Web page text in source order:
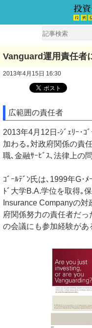
Vanguard運用責任者
2013年4月15日 16:30
広範囲の責任者
2013年4月12日-ｼﾞｪﾘｰ･ｺ
加わる｡対政府関係の責
職､金融ｻｰﾋﾞｽ､法律上の
ｺﾞｰﾙﾃﾞﾝ氏は､1999年G･
ﾄﾞ大学B.A.学位を取得｡
Insurance Companyの
府関係努力の責任者だ
の会議にも参加経験があ